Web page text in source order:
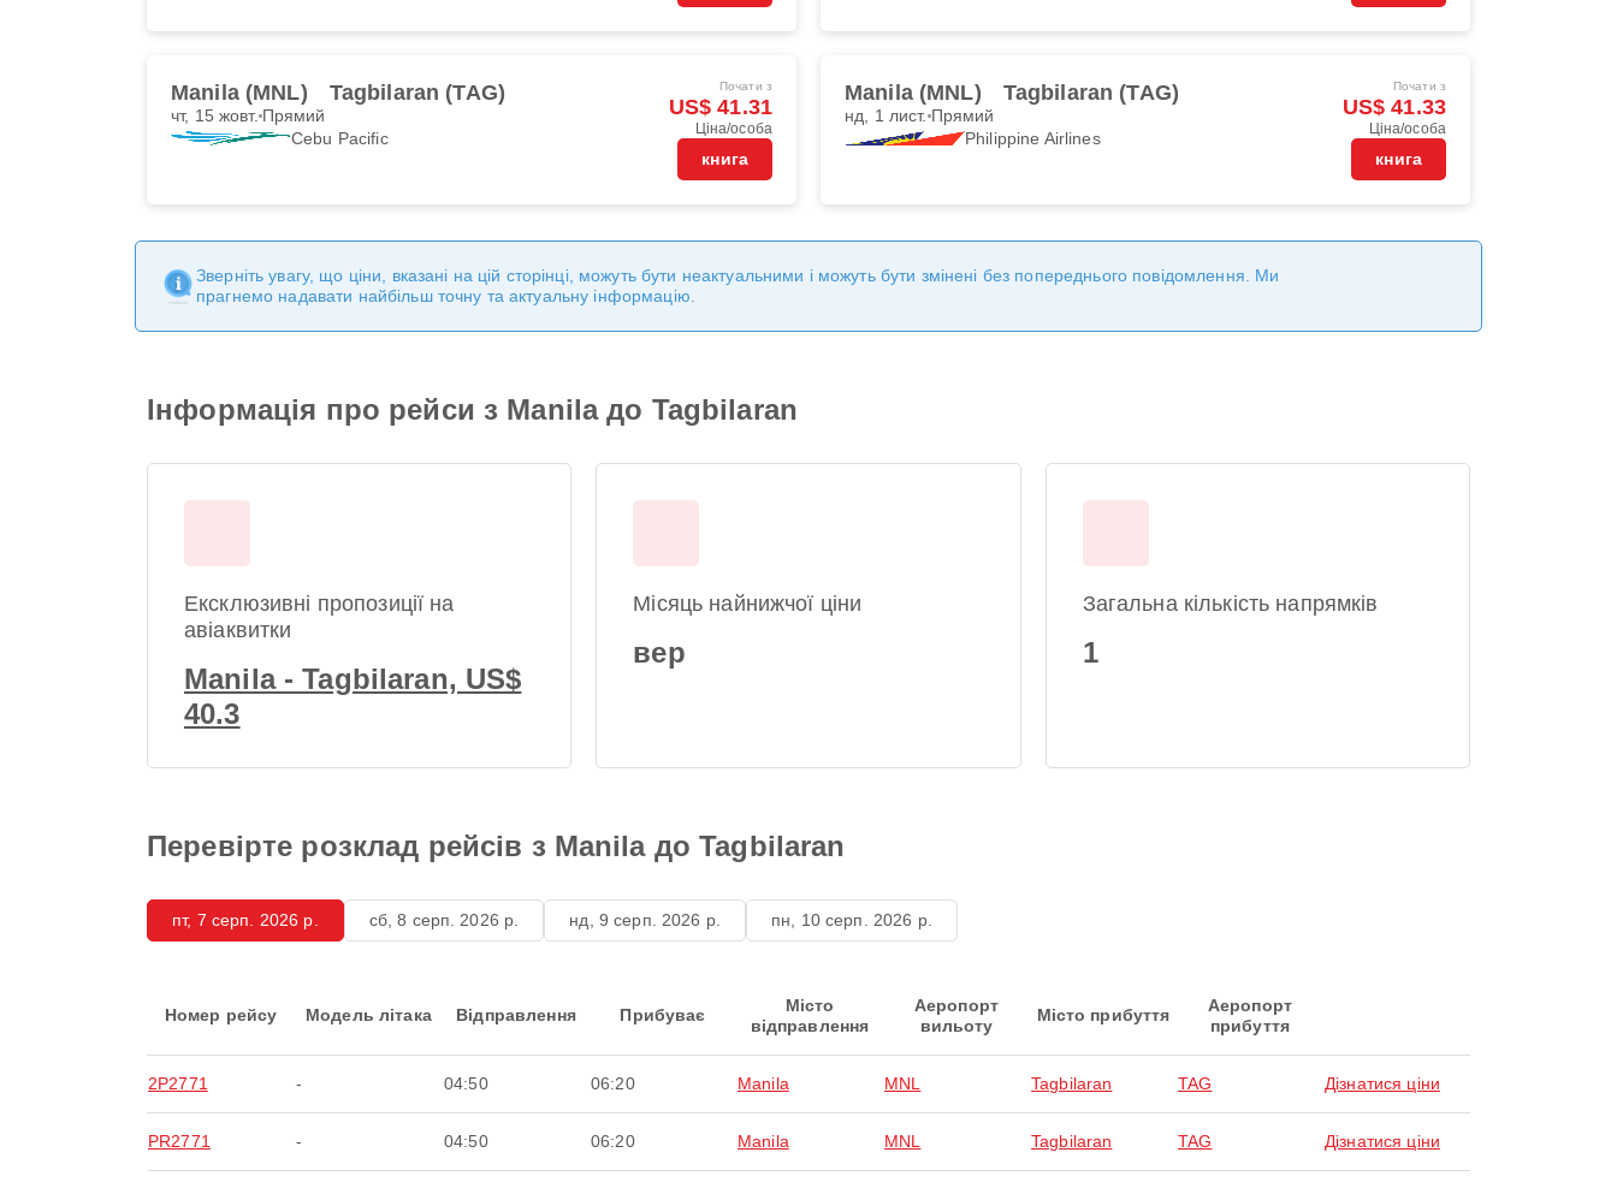
Manila (MNL) Tagbilaran (TAG)
чт, 15 жовт. Прямий
Cebu Pacific
Почати з
US$ 41.31
Ціна/особа
книга
Manila (MNL) Tagbilaran (TAG)
нд, 1 лист. Прямий
Philippine Airlines
Почати з
US$ 41.33
Ціна/особа
книга
Зверніть увагу, що ціни, вказані на цій сторінці, можуть бути неактуальними і можуть бути змінені без попереднього повідомлення. Ми
прагнемо надавати найбільш точну та актуальну інформацію.
Інформація про рейси з Manila до Tagbilaran
Ексклюзивні пропозиції на
авіаквитки
Manila - Tagbilaran, US$
40.3
Місяць найнижчої ціни
вер
Загальна кількість напрямків
1
Перевірте розклад рейсів з Manila до Tagbilaran
пт, 7 серп. 2026 р. сб, 8 серп. 2026 р. нд, 9 серп. 2026 р. пн, 10 серп. 2026 р.
Номер рейсу Модель літака Відправлення Прибуває
Місто
відправлення
Аеропорт
вильоту
Місто прибуття
Аеропорт
прибуття
2P2771 - 04:50 06:20 Manila MNL Tagbilaran TAG Дізнатися ціни
PR2771 - 04:50 06:20 Manila MNL Tagbilaran TAG Дізнатися ціни